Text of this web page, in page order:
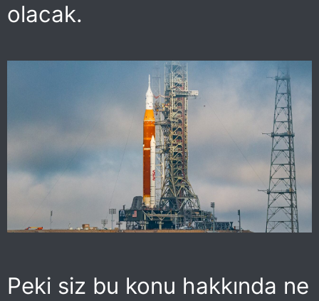
olacak.
Peki siz bu konu hakkında ne